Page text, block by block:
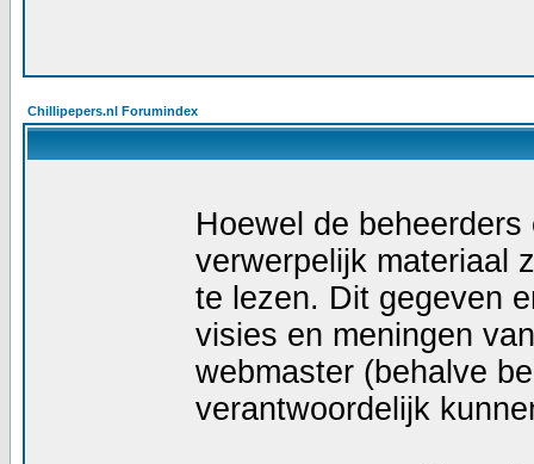
Chillipepers.nl Forumindex
Hoewel de
verwerpelijk materiaal
te lezen. Dit gegeven
visies en meningen
webmaster (behalve
verantwoordelijk